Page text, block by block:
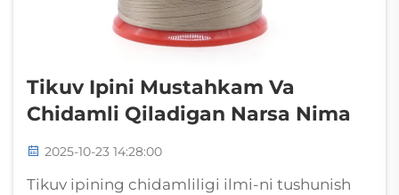
Tikuv Ipini Mustahkam Va
Chidamli Qiladigan Narsa Nima
2025-10-23 14:28:00
Tikuv ipining chidamliligi ilmi-ni tushunish